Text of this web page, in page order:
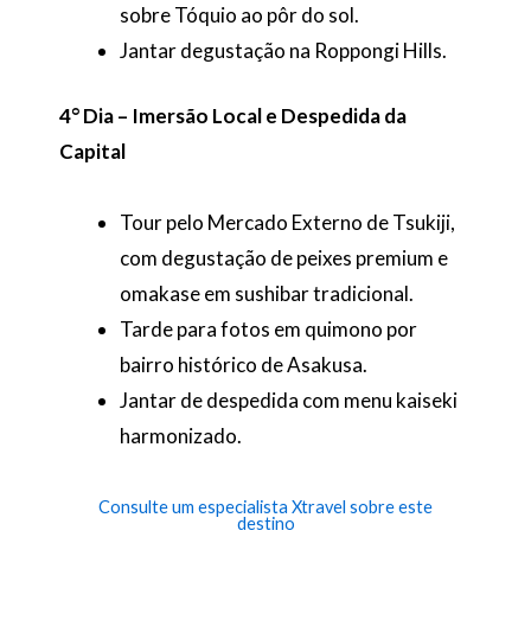
sobre Tóquio ao pôr do sol.
Jantar degustação na Roppongi Hills.
4° Dia – Imersão Local e Despedida da
Capital
Tour pelo Mercado Externo de Tsukiji,
com degustação de peixes premium e
omakase em sushibar tradicional.
Tarde para fotos em quimono por
bairro histórico de Asakusa.
Jantar de despedida com menu kaiseki
harmonizado.
Consulte um especialista Xtravel sobre este
destino